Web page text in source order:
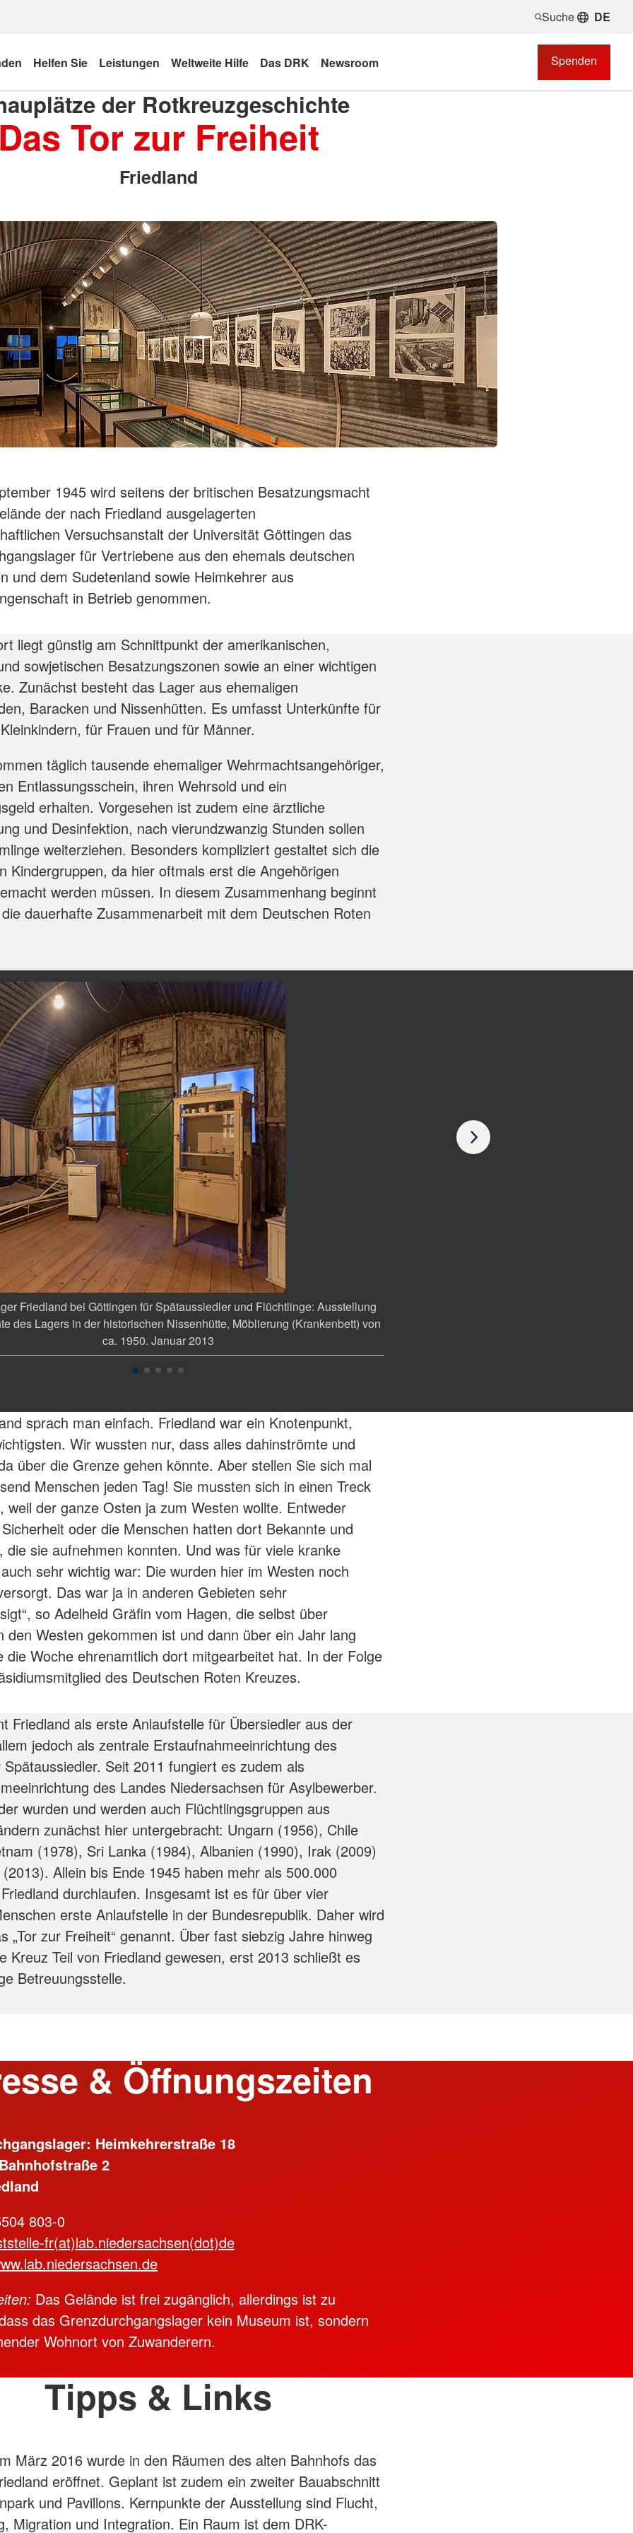
Suche DE
Helfen Sie Leistungen Weltweite Hilfe Das DRK Newsroom Spenden
der Rotkreuzgeschichte
Tor zur Freiheit
Friedland
1945 wird seitens der britischen Besatzungsmacht
der nach Friedland ausgelagerten
Versuchsanstalt der Universität Göttingen das
für Vertriebene aus den ehemals deutschen
und dem Sudetenland sowie Heimkehrer aus
in Betrieb genommen.
liegt günstig am Schnittpunkt der amerikanischen,
sowjetischen Besatzungszonen sowie an einer wichtigen
Zunächst besteht das Lager aus ehemaligen
Baracken und Nissenhütten. Es umfasst Unterkünfte für
für Frauen und für Männer.
täglich tausende ehemaliger Wehrmachtsangehöriger,
Entlassungsschein, ihren Wehrsold und ein
erhalten. Vorgesehen ist zudem eine ärztliche
und Desinfektion, nach vierundzwanzig Stunden sollen
weiterziehen. Besonders kompliziert gestaltet sich die
Kindergruppen, da hier oftmals erst die Angehörigen
werden müssen. In diesem Zusammenhang beginnt
dauerhafte Zusammenarbeit mit dem Deutschen Roten
Friedland bei Göttingen für Spätaussiedler und Flüchtlinge: Ausstellung
des Lagers in der historischen Nissenhütte, Möblierung (Krankenbett) von
ca. 1950. Januar 2013
sprach man einfach. Friedland war ein Knotenpunkt,
Wir wussten nur, dass alles dahinströmte und
über die Grenze gehen könnte. Aber stellen Sie sich mal
Menschen jeden Tag! Sie mussten sich in einen Treck
weil der ganze Osten ja zum Westen wollte. Entweder
oder die Menschen hatten dort Bekannte und
die sie aufnehmen konnten. Und was für viele kranke
sehr wichtig war: Die wurden hier im Westen noch
Das war ja in anderen Gebieten sehr
so Adelheid Gräfin vom Hagen, die selbst über
den Westen gekommen ist und dann über ein Jahr lang
die Woche ehrenamtlich dort mitgearbeitet hat. In der Folge
des Deutschen Roten Kreuzes.
Friedland als erste Anlaufstelle für Übersiedler aus der
jedoch als zentrale Erstaufnahmeeinrichtung des
Seit 2011 fungiert es zudem als
des Landes Niedersachsen für Asylbewerber.
wurden und werden auch Flüchtlingsgruppen aus
zunächst hier untergebracht: Ungarn (1956), Chile
(1978), Sri Lanka (1984), Albanien (1990), Irak (2009)
Allein bis Ende 1945 haben mehr als 500.000
durchlaufen. Insgesamt ist es für über vier
erste Anlaufstelle in der Bundesrepublik. Daher wird
„Tor zur Freiheit“ genannt. Über fast siebzig Jahre hinweg
Kreuz Teil von Friedland gewesen, erst 2013 schließt es
Betreuungsstelle.
& Öffnungszeiten
Heimkehrerstraße 18
2
803-0
fr(at)lab.niedersachsen(dot)de
Das Gelände ist frei zugänglich, allerdings ist zu
das Grenzdurchgangslager kein Museum ist, sondern
Wohnort von Zuwanderern.
Tipps & Links
März 2016 wurde in den Räumen des alten Bahnhofs das
eröffnet. Geplant ist zudem ein zweiter Bauabschnitt
und Pavillons. Kernpunkte der Ausstellung sind Flucht,
Migration und Integration. Ein Raum ist dem DRK-